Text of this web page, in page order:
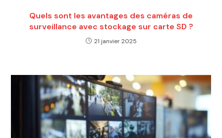
Quels sont les avantages des caméras de
surveillance avec stockage sur carte SD ?
21 janvier 2025